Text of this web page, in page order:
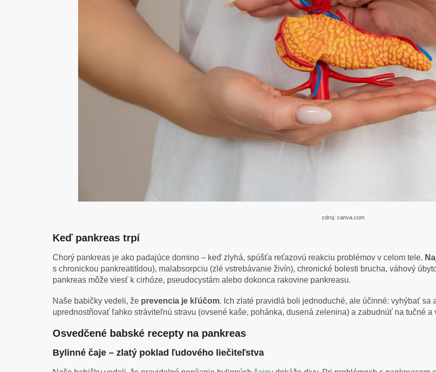
zdroj: canva.com
Keď pankreas trpí
Chorý pankreas je ako padajúce domino – keď zlyhá, spúšťa reťazovú reakciu problémov v celom tele.
s chronickou pankreatitídou), malabsorpciu (zlé vstrebávanie živín), chronické bolesti brucha, váhový
pankreas môže viesť k cirhóze, pseudocystám alebo dokonca rakovine pankreasu.
Naše babičky vedeli, že prevencia je kľúčom. Ich zlaté pravidlá boli jednoduché, ale účinné: vyhýbať
uprednostňovať ľahko stráviteľnú stravu (ovsené kaše, pohánka, dusená zelenina) a zabudnúť na tučné a
Osvedčené babské recepty na pankreas
Bylinné čaje – zlatý poklad ľudového liečiteľstva